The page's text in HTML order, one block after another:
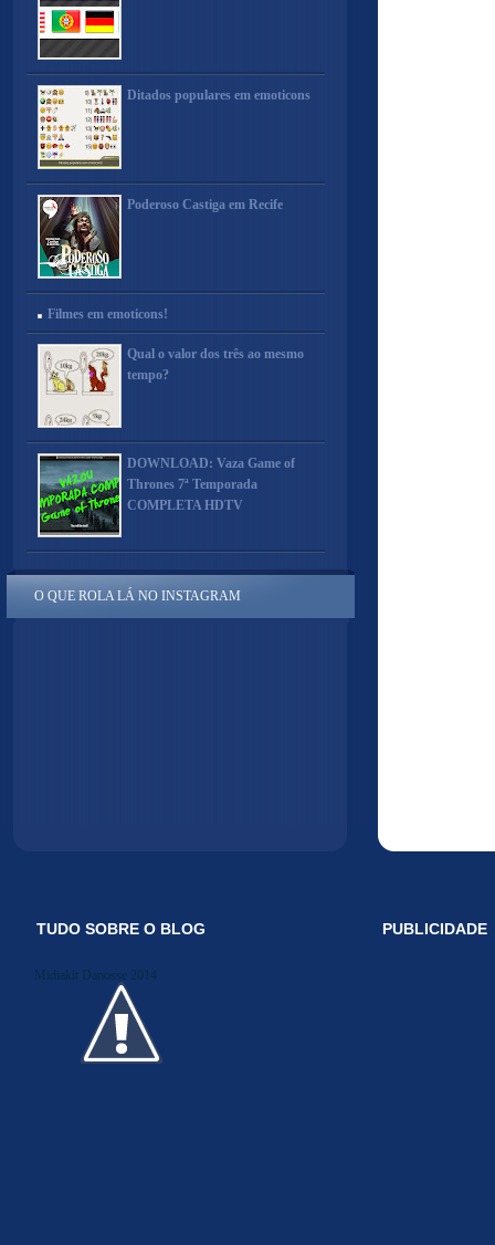
Ditados populares em emoticons
Poderoso Castiga em Recife
Filmes em emoticons!
Qual o valor dos três ao mesmo
tempo?
DOWNLOAD: Vaza Game of
Thrones 7ª Temporada
COMPLETA HDTV
O QUE ROLA LÁ NO INSTAGRAM
TUDO SOBRE O BLOG
Midiakit Danosse 2014
PUBLICIDADE